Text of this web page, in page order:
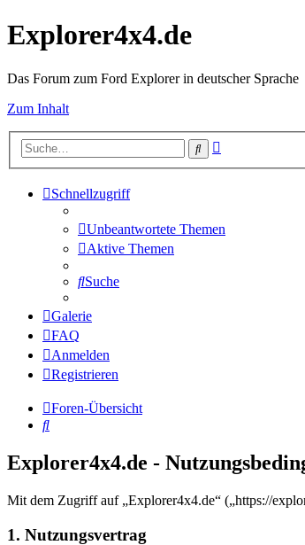
Explorer4x4.de
Das Forum zum Ford Explorer in deutscher Sprache
Zum Inhalt
Suche
Schnellzugriff
Unbeantwortete Themen
Aktive Themen
Suche
Galerie
FAQ
Anmelden
Registrieren
Foren-Übersicht
Suche
Explorer4x4.de -
Mit dem Zugriff auf „Explorer4x4.de“ („https://
1. Nutzungsvertrag